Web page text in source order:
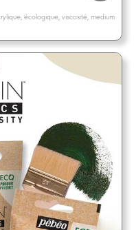
écologique, viscosité, medium